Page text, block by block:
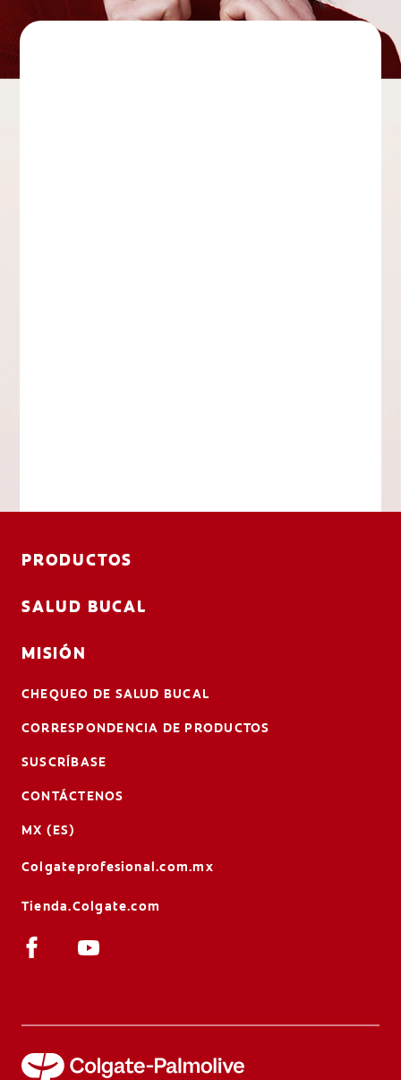
PRODUCTOS
SALUD BUCAL
MISIÓN
CHEQUEO DE SALUD BUCAL
CORRESPONDENCIA DE PRODUCTOS
SUSCRÍBASE
CONTÁCTENOS
MX (ES)
Colgateprofesional.com.mx
Tienda.Colgate.com